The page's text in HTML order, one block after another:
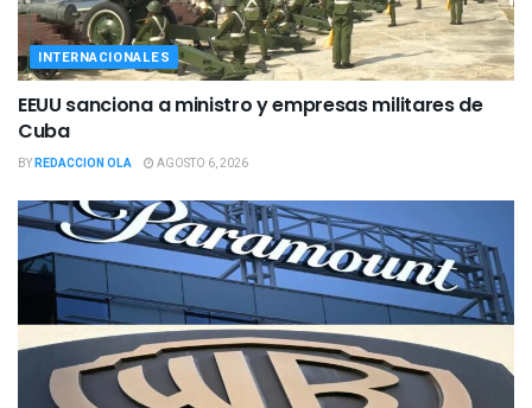
INTERNACIONALES
EEUU sanciona a ministro y empresas militares de
Cuba
BYREDACCION OLA AGOSTO 6, 2026